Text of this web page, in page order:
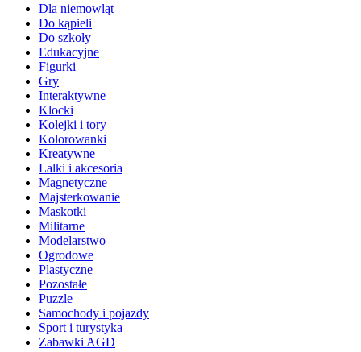
Dla niemowląt
Do kąpieli
Do szkoły
Edukacyjne
Figurki
Gry
Interaktywne
Klocki
Kolejki i tory
Kolorowanki
Kreatywne
Lalki i akcesoria
Magnetyczne
Majsterkowanie
Maskotki
Militarne
Modelarstwo
Ogrodowe
Plastyczne
Pozostałe
Puzzle
Samochody i pojazdy
Sport i turystyka
Zabawki AGD